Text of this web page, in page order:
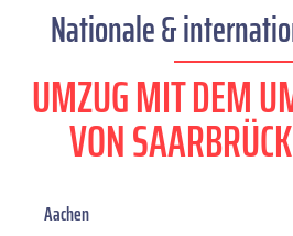
Nationale &
UMZUG MIT DEM
VON
Aachen